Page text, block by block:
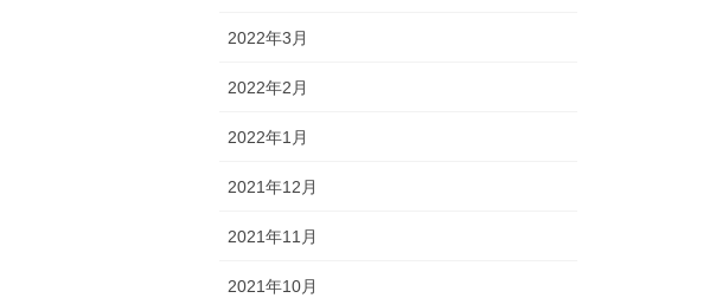
2022年3月
2022年2月
2022年1月
2021年12月
2021年11月
2021年10月